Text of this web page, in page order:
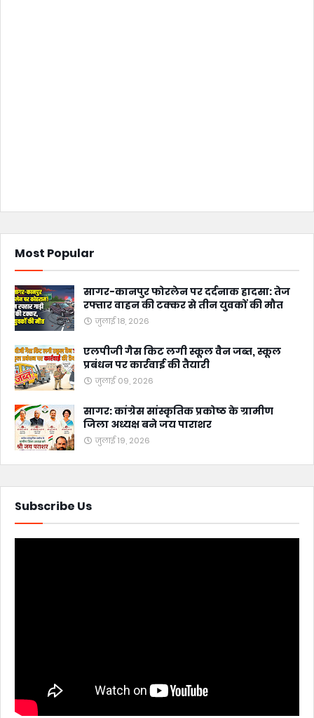
Most Popular
सागर-कानपुर फोरलेन पर दर्दनाक हादसा: तेज
रफ्तार वाहन की टक्कर से तीन युवकों की मौत
जुलाई 18, 2026
एलपीजी गैस किट लगी स्कूल वैन जब्त, स्कूल
प्रबंधन पर कार्रवाई की तैयारी
जुलाई 09, 2026
सागर: कांग्रेस सांस्कृतिक प्रकोष्ठ के ग्रामीण
जिला अध्यक्ष बने जय पाराशर
जुलाई 19, 2026
Subscribe Us